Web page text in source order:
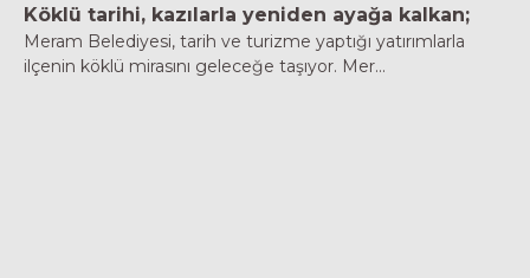
Köklü tarihi, kazılarla yeniden ayağa kalkan;
Meram Belediyesi, tarih ve turizme yaptığı yatırımlarla
ilçenin köklü mirasını geleceğe taşıyor. Mer...